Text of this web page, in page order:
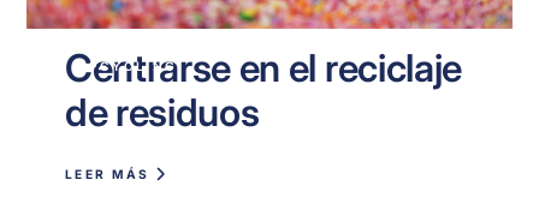
UPCYCLING
Centrarse en el reciclaje
de residuos
LEER MÁS